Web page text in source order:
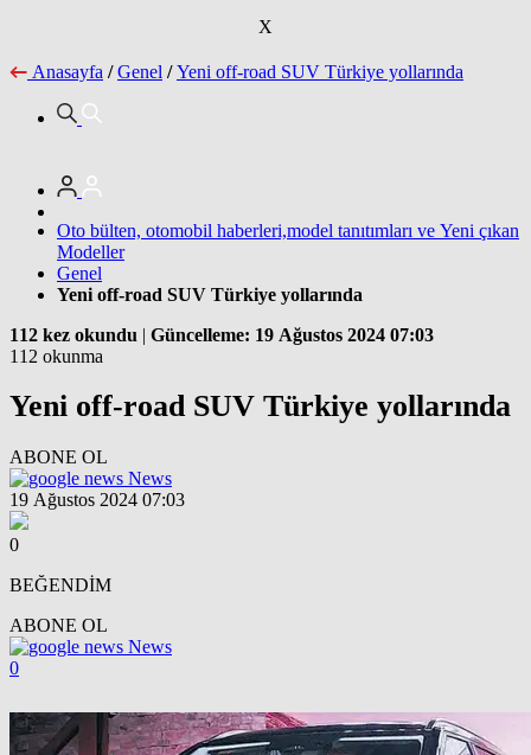
X
Anasayfa / Genel / Yeni off-road SUV Türkiye yollarında
Oto bülten, otomobil haberleri,model tanıtımları ve Yeni çıkan
Modeller
Genel
Yeni off-road SUV Türkiye yollarında
112 kez okundu | Güncelleme: 19 Ağustos 2024 07:03
112 okunma
Yeni off-road SUV Türkiye yollarında
ABONE OL
News
19 Ağustos 2024 07:03
0
BEĞENDİM
ABONE OL
News
0